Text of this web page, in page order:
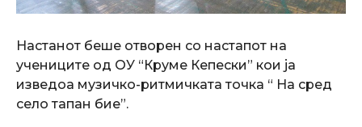
Настанот беше отворен со настапот на
учениците од ОУ “Круме Кепески” кои ја
изведоа музичко-ритмичката точка “ На сред
село тапан бие”.